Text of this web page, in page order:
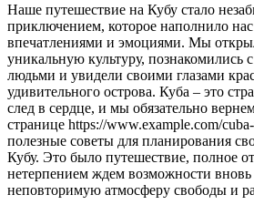
Наше путешествие на Кубу стало
приключением, которое наполнило
впечатлениями и эмоциями. Мы
уникальную культуру, познакомились
людьми и увидели своими глазами
удивительного острова. Куба – это
след в сердце, и мы обязательно
странице https://www.example.com/
полезные советы для планирования
Кубу. Это было путешествие, полное
нетерпением ждем возможности вновь
неповторимую атмосферу свободы и